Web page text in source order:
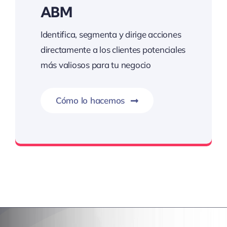
ABM
Identifica, segmenta y dirige acciones
directamente a los clientes potenciales
más valiosos para tu negocio
Cómo lo hacemos